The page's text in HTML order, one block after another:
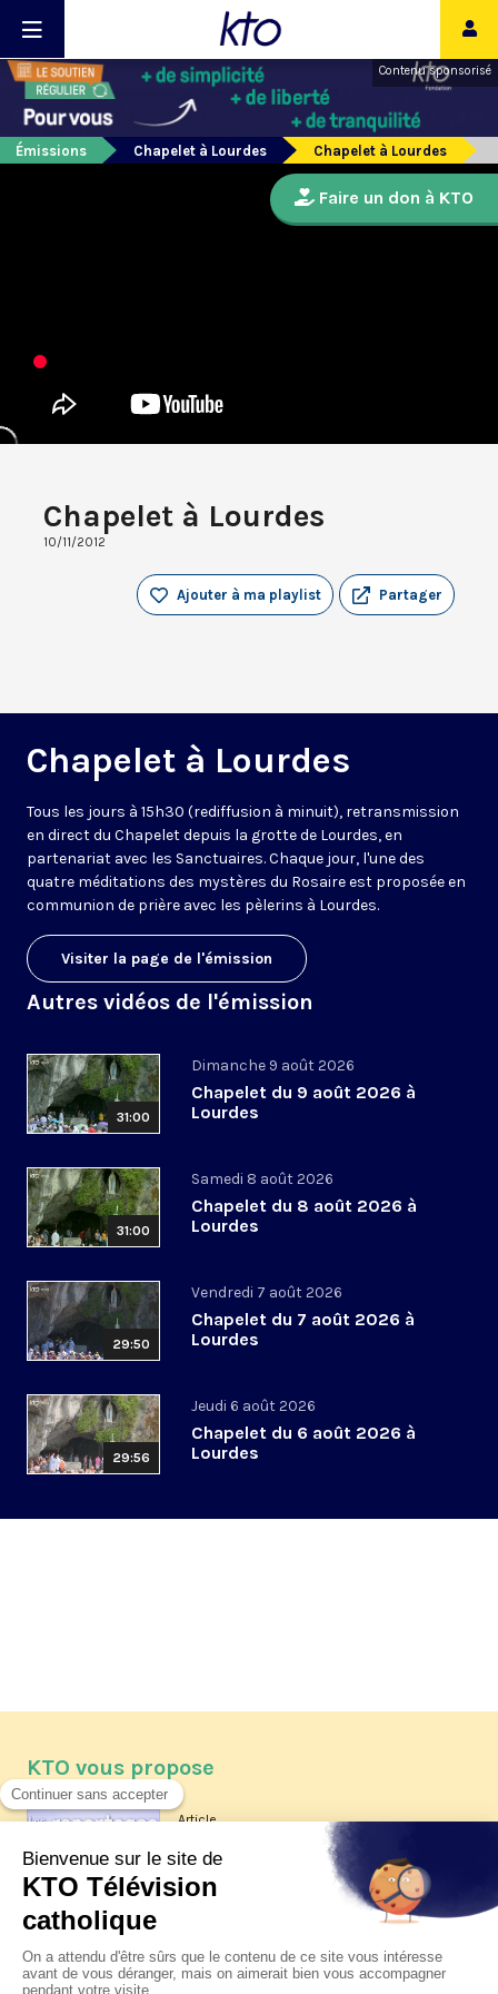
Contenu sponsorisé
Émissions Chapelet à Lourdes Chapelet à Lourdes
Chapelet à Lourdes
10/11/2012
Partager
Ajouter à ma playlist
Chapelet à Lourdes
Tous les jours à 15h30 (rediffusion à minuit), retransmission
en direct du Chapelet depuis la grotte de Lourdes, en
partenariat avec les Sanctuaires. Chaque jour, l'une des
quatre méditations des mystères du Rosaire est proposée en
communion de prière avec les pèlerins à Lourdes.
Visiter la page de l'émission
Autres vidéos de l'émission
31:00
Dimanche 9 août 2026
Chapelet du 9 août 2026 à
Lourdes
31:00
Samedi 8 août 2026
Chapelet du 8 août 2026 à
Lourdes
29:50
Vendredi 7 août 2026
Chapelet du 7 août 2026 à
Lourdes
29:56
Jeudi 6 août 2026
Chapelet du 6 août 2026 à
Lourdes
Faire un don à KTO
KTO vous propose
Article
Les reportages d'été 2026 de KTO
La visite pastorale du pape Léon
XIV à Assise à suivre sur KTO le
jeudi 6 août